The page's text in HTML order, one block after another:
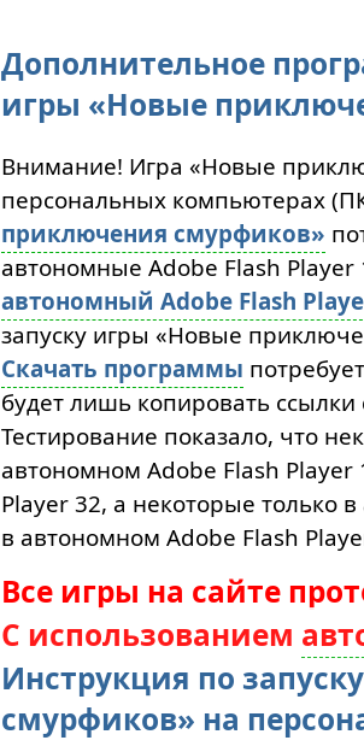
Дополнительное
игры «Новые
Внимание! Игра «Новые
персональных компьютерах
приключения смурфиков»
автономные Adobe Flash Player
автономный Adobe Flash
запуску игры «Новые
Скачать программы
будет лишь копировать
Тестирование показало, что
автономном Adobe Flash
Player 32, а некоторые только
в автономном Adobe Flash
Все игры на сайте
С использованием
Инструкция по
смурфиков» на